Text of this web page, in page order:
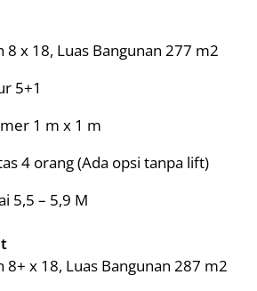
8 x 18, Luas Bangunan 277 m2
5+1
1 m x 1 m
4 orang (Ada opsi tanpa lift)
5,5 – 5,9 M
8+ x 18, Luas Bangunan 287 m2